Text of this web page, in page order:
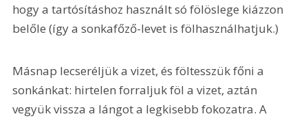
hogy a tartósításhoz használt só fölöslege kiázzon
belőle (így a sonkafőző-levet is fölhasználhatjuk.)
Másnap lecseréljük a vizet, és föltesszük főni a
sonkánkat: hirtelen forraljuk föl a vizet, aztán
vegyük vissza a lángot a legkisebb fokozatra. A